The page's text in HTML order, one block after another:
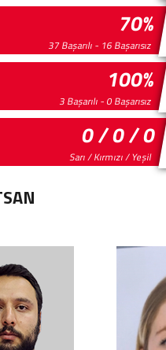
70%
37 Başarılı - 16 Başarısız
100%
3 Başarılı - 0 Başarısız
0 / 0 / 0
Sarı / Kırmızı / Yeşil